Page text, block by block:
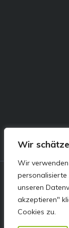
Wir
Wir
personalisierte
unseren
akzeptieren"
Cookies zu.
© E&S
Linzer